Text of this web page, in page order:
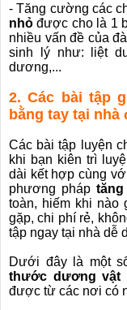
- Tăng cường các
nhỏ được cho là 1
nhiều vấn đề của
sinh lý như: liệt
dương,...
2. Các bài tập
bằng tay tại nhà
Các bài tập luyện
khi bạn kiên trì
dài kết hợp cùng
phương pháp
toàn, hiếm khi nào
gặp, chi phí rẻ,
tập ngay tại nhà dễ
Dưới đây là một
thước dương vật
được từ các nơi có